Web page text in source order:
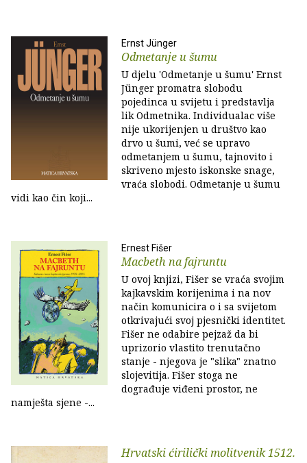
Ernst Jünger
Odmetanje u šumu
U djelu 'Odmetanje u šumu' Ernst
Jünger promatra slobodu
pojedinca u svijetu i predstavlja
lik Odmetnika. Individualac više
nije ukorijenjen u društvo kao
drvo u šumi, već se upravo
odmetanjem u šumu, tajnovito i
skriveno mjesto iskonske snage,
vraća slobodi. Odmetanje u šumu
vidi kao čin koji...
Ernest Fišer
Macbeth na fajruntu
U ovoj knjizi, Fišer se vraća svojim
kajkavskim korijenima i na nov
način komunicira o i sa svijetom
otkrivajući svoj pjesnički identitet.
Fišer ne odabire pejzaž da bi
uprizorio vlastito trenutačno
stanje - njegova je "slika" znatno
slojevitija. Fišer stoga ne
dograđuje viđeni prostor, ne
namješta sjene -...
Hrvatski ćirilički molitvenik 1512.